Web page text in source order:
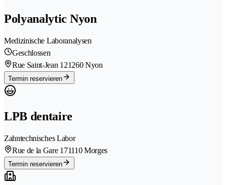
Polyanalytic Nyon
Medizinische Laboranalysen
Geschlossen
Rue Saint-Jean 121260 Nyon
Termin reservieren
LPB dentaire
Zahntechnisches Labor
Rue de la Gare 171110 Morges
Termin reservieren